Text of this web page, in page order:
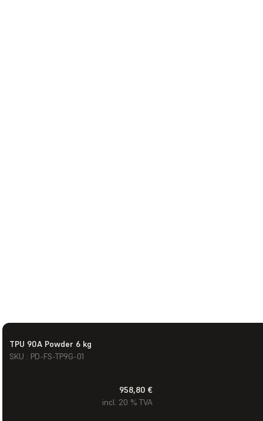
TPU 90A Powder 6 kg
SKU : PD-FS-TP9G-01
958,80 €
incl. 20 % TVA